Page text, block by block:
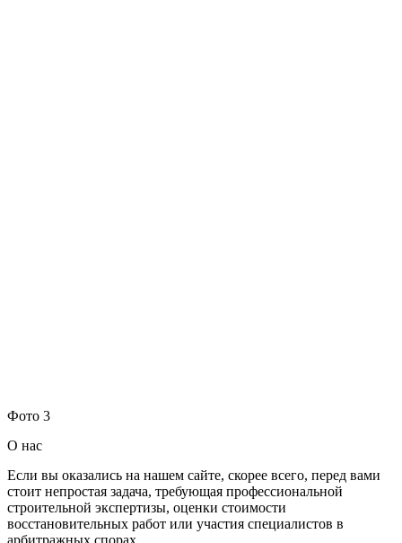
Фото 3
О нас
Если вы оказались на нашем сайте, скорее всего, перед вами
стоит непростая задача, требующая профессиональной
строительной экспертизы, оценки стоимости
восстановительных работ или участия специалистов в
арбитражных спорах.